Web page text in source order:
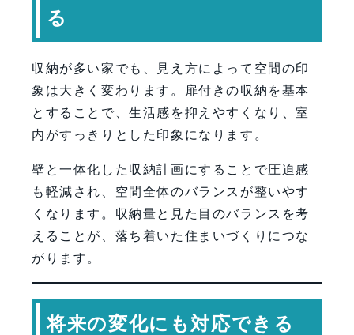
る
収納が多い家でも、見え方によって空間の印
象は大きく変わります。扉付きの収納を基本
とすることで、生活感を抑えやすくなり、室
内がすっきりとした印象になります。
壁と一体化した収納計画にすることで圧迫感
も軽減され、空間全体のバランスが整いやす
くなります。収納量と見た目のバランスを考
えることが、落ち着いた住まいづくりにつな
がります。
将来の変化にも対応できる